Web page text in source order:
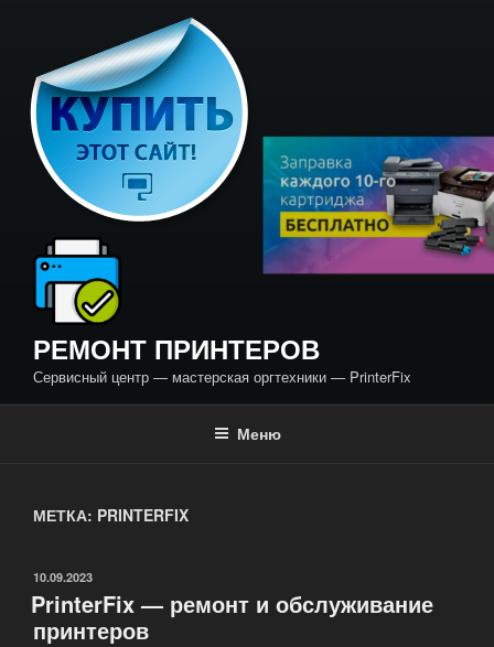
содержимому
РЕМОНТ ПРИНТЕРОВ
Сервисный центр — мастерская оргтехники — PrinterFix
Меню
МЕТКА: PRINTERFIX
ОПУБЛИКОВАНО
10.09.2023
PrinterFix — ремонт и обслуживание
принтеров